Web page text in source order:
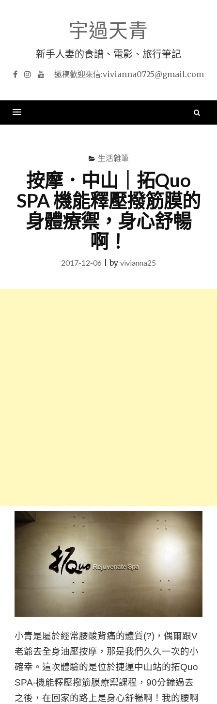
宇過天青
新手人妻的食譜、電影、旅行筆記
FacebookInstagramYouTube
生活雜筆
按摩．中山｜拓Quo
SPA 機能釋壓撥筋膜的
身體療禦，身心舒暢
啊！
2017-12-06 |by vivianna25
小青是屬於經常腰酸背痛的體質(?)，偶爾跟V
老爺去全身油壓按摩，那是我們久久一次的小
確幸。這次體驗的是位於捷運中山站的拓Quo
SPA-機能釋壓撥筋膜療禦課程，90分鐘過去
之後，在回家的路上是身心舒暢啊！我的腰啊